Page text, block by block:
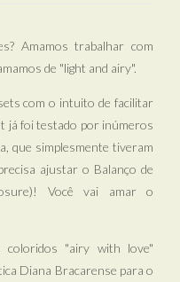
Amamos trabalhar com
de "light and airy".
com o intuito de facilitar
já foi testado por inúmeros
que simplesmente tiveram
ajustar o Balanço de
Você vai amar o
coloridos "airy with love"
Diana Bracarense para o